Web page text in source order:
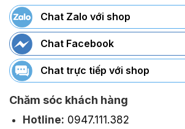
Chat Zalo với shop
Chat Facebook
Chat trực tiếp với shop
Chăm sóc khách hàng
Hotline: 0947.111.382